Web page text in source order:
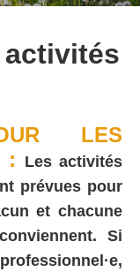
activités
LES
:
Les activités
prévues pour
et chacune
Si